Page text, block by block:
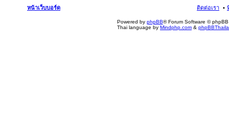
หน้าเว็บบอร์ด ติดต่อเรา
Powered by phpBB® Forum Software © phpBB
Thai language by Mindphp.com &